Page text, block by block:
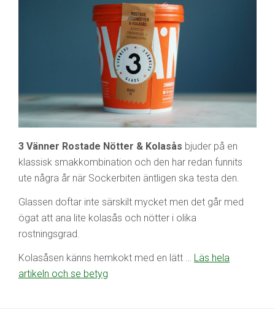
3 Vänner Rostade Nötter & Kolasås bjuder på en
klassisk smakkombination och den har redan funnits
ute några år när Sockerbiten äntligen ska testa den.
Glassen doftar inte särskilt mycket men det går med
ögat att ana lite kolasås och nötter i olika
rostningsgrad.
Kolasåsen känns hemkokt med en lätt … Läs hela
artikeln och se betyg